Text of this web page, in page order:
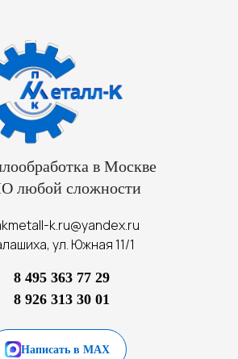
в Москве
любой сложности
k.ru@yandex.ru
ул. Южная 11/1
8 495 363 77 29
8 926 313 30 01
Написать в MAX